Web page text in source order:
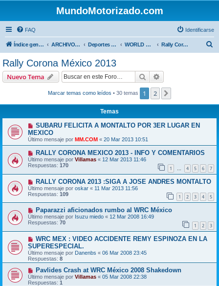
MundoMotorizado.com
FAQ Identificarse
Índice general ARCHIVO HASTA 2018 Deportes Internacionales WORLD RALLY ( WRC ) Rally Corona México 2013
Rally Corona México 2013
Nuevo Tema Buscar
Marcar temas como leídos • 30 temas 1 2
Temas
SUBARU FELICITA A MONTALTO POR 3ER LUGAR EN
MEXICO
Último mensaje por MM.COM « 20 Mar 2013 10:51
RALLY CORONA MEXICO 2013 - INFO Y COMENTARIOS
Último mensaje por Villamas « 12 Mar 2013 11:46
Respuestas: 170 1 … 4 5 6 7
RALLY CORONA 2013 :SIGA A JOSE ANDRES MONTALTO
Último mensaje por oskar « 11 Mar 2013 11:56
Respuestas: 109 1 2 3 4 5
Paparazzi aficionados rumbo al WRC México
Último mensaje por Isuzu miedo « 12 Mar 2008 16:49
Respuestas: 70 1 2 3
WRC MEX : VIDEO ACCIDENTE REMY ESPINOZA EN LA
SUPERESPECIAL.
Último mensaje por Danenbs « 06 Mar 2008 23:45
Respuestas: 8
Pavlides Crash at WRC México 2008 Shakedown
Último mensaje por Villamas « 05 Mar 2008 22:38
Respuestas: 1